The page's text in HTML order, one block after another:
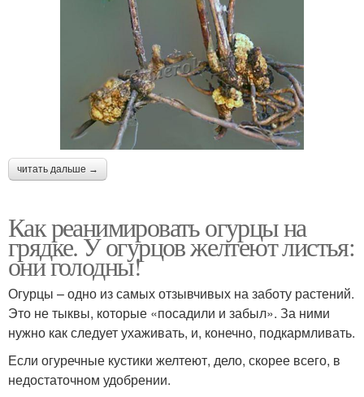
читать дальше →
Как реанимировать огурцы на
грядке. У огурцов желтеют листья:
они голодны!
Огурцы – одно из самых отзывчивых на заботу растений.
Это не тыквы, которые «посадили и забыл». За ними
нужно как следует ухаживать, и, конечно, подкармливать.
Если огуречные кустики желтеют, дело, скорее всего, в
недостаточном удобрении.